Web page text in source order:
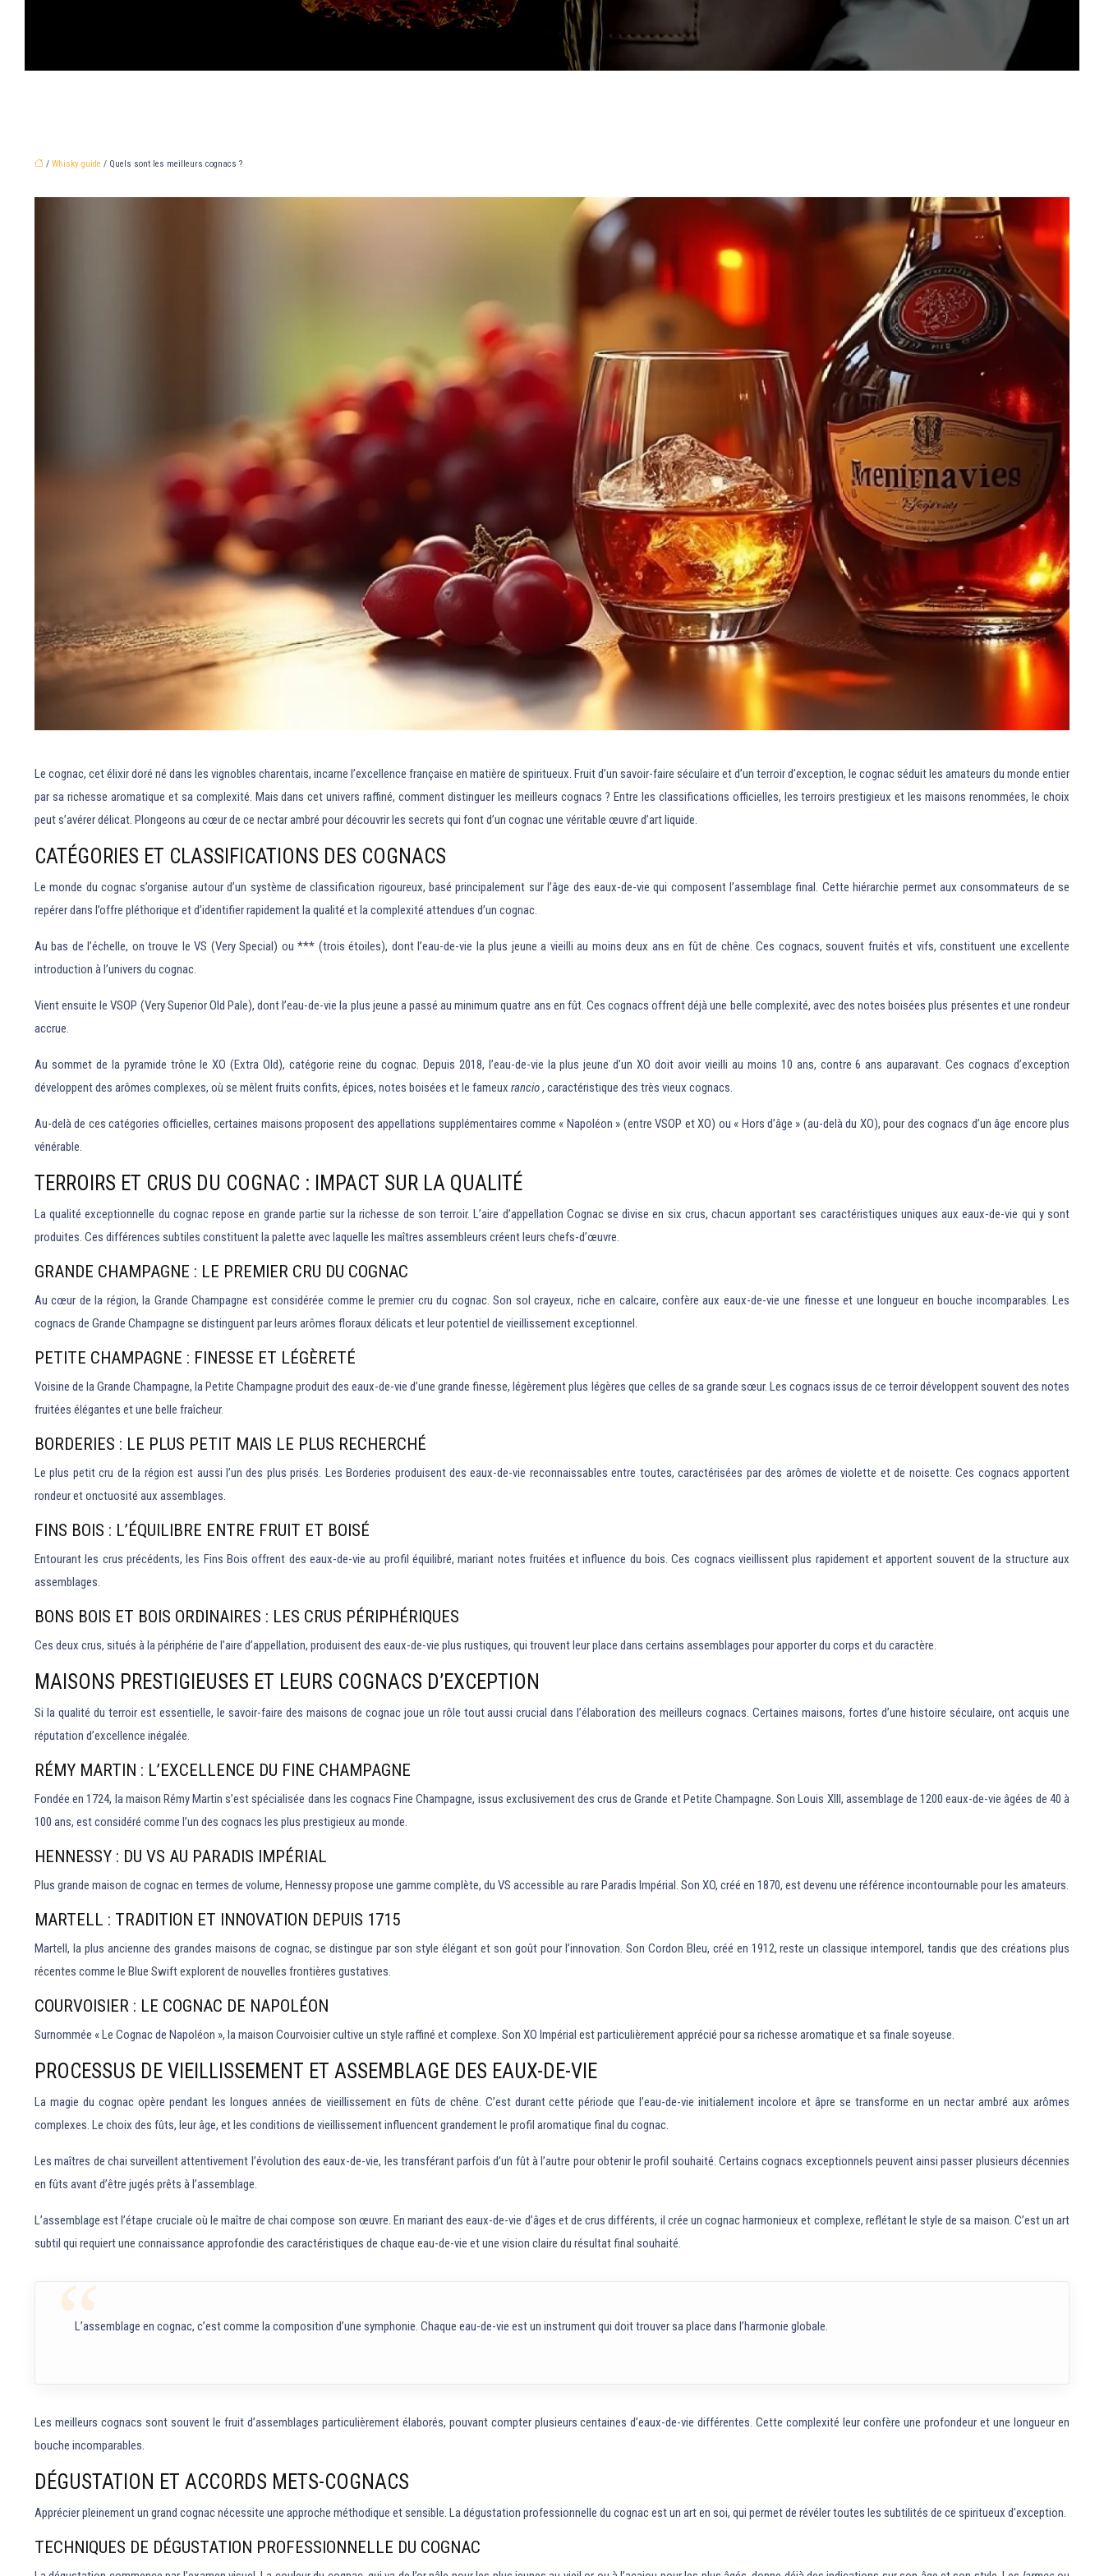
/ Whisky guide / Quels sont les meilleurs cognacs ?
Le cognac, cet élixir doré né dans les vignobles charentais, incarne l’excellence française en matière de spiritueux. Fruit d’un savoir-faire séculaire et d’un terroir d’exception, le cognac séduit les amateurs du monde entier
par sa richesse aromatique et sa complexité. Mais dans cet univers raffiné, comment distinguer les meilleurs cognacs ? Entre les classifications officielles, les terroirs prestigieux et les maisons renommées, le choix
peut s’avérer délicat. Plongeons au cœur de ce nectar ambré pour découvrir les secrets qui font d’un cognac une véritable œuvre d’art liquide.
CATÉGORIES ET CLASSIFICATIONS DES COGNACS
Le monde du cognac s’organise autour d’un système de classification rigoureux, basé principalement sur l’âge des eaux-de-vie qui composent l’assemblage final. Cette hiérarchie permet aux consommateurs de se
repérer dans l’offre pléthorique et d’identifier rapidement la qualité et la complexité attendues d’un cognac.
Au bas de l’échelle, on trouve le VS (Very Special) ou *** (trois étoiles), dont l’eau-de-vie la plus jeune a vieilli au moins deux ans en fût de chêne. Ces cognacs, souvent fruités et vifs, constituent une excellente
introduction à l’univers du cognac.
Vient ensuite le VSOP (Very Superior Old Pale), dont l’eau-de-vie la plus jeune a passé au minimum quatre ans en fût. Ces cognacs offrent déjà une belle complexité, avec des notes boisées plus présentes et une rondeur
accrue.
Au sommet de la pyramide trône le XO (Extra Old), catégorie reine du cognac. Depuis 2018, l’eau-de-vie la plus jeune d’un XO doit avoir vieilli au moins 10 ans, contre 6 ans auparavant. Ces cognacs d’exception
développent des arômes complexes, où se mêlent fruits confits, épices, notes boisées et le fameux rancio, caractéristique des très vieux cognacs.
Au-delà de ces catégories officielles, certaines maisons proposent des appellations supplémentaires comme « Napoléon » (entre VSOP et XO) ou « Hors d’âge » (au-delà du XO), pour des cognacs d’un âge encore plus
vénérable.
TERROIRS ET CRUS DU COGNAC : IMPACT SUR LA QUALITÉ
La qualité exceptionnelle du cognac repose en grande partie sur la richesse de son terroir. L’aire d’appellation Cognac se divise en six crus, chacun apportant ses caractéristiques uniques aux eaux-de-vie qui y sont
produites. Ces différences subtiles constituent la palette avec laquelle les maîtres assembleurs créent leurs chefs-d’œuvre.
GRANDE CHAMPAGNE : LE PREMIER CRU DU COGNAC
Au cœur de la région, la Grande Champagne est considérée comme le premier cru du cognac. Son sol crayeux, riche en calcaire, confère aux eaux-de-vie une finesse et une longueur en bouche incomparables. Les
cognacs de Grande Champagne se distinguent par leurs arômes floraux délicats et leur potentiel de vieillissement exceptionnel.
PETITE CHAMPAGNE : FINESSE ET LÉGÈRETÉ
Voisine de la Grande Champagne, la Petite Champagne produit des eaux-de-vie d’une grande finesse, légèrement plus légères que celles de sa grande sœur. Les cognacs issus de ce terroir développent souvent des notes
fruitées élégantes et une belle fraîcheur.
BORDERIES : LE PLUS PETIT MAIS LE PLUS RECHERCHÉ
Le plus petit cru de la région est aussi l’un des plus prisés. Les Borderies produisent des eaux-de-vie reconnaissables entre toutes, caractérisées par des arômes de violette et de noisette. Ces cognacs apportent
rondeur et onctuosité aux assemblages.
FINS BOIS : L’ÉQUILIBRE ENTRE FRUIT ET BOISÉ
Entourant les crus précédents, les Fins Bois offrent des eaux-de-vie au profil équilibré, mariant notes fruitées et influence du bois. Ces cognacs vieillissent plus rapidement et apportent souvent de la structure aux
assemblages.
BONS BOIS ET BOIS ORDINAIRES : LES CRUS PÉRIPHÉRIQUES
Ces deux crus, situés à la périphérie de l’aire d’appellation, produisent des eaux-de-vie plus rustiques, qui trouvent leur place dans certains assemblages pour apporter du corps et du caractère.
MAISONS PRESTIGIEUSES ET LEURS COGNACS D’EXCEPTION
Si la qualité du terroir est essentielle, le savoir-faire des maisons de cognac joue un rôle tout aussi crucial dans l’élaboration des meilleurs cognacs. Certaines maisons, fortes d’une histoire séculaire, ont acquis une
réputation d’excellence inégalée.
RÉMY MARTIN : L’EXCELLENCE DU FINE CHAMPAGNE
Fondée en 1724, la maison Rémy Martin s’est spécialisée dans les cognacs Fine Champagne, issus exclusivement des crus de Grande et Petite Champagne. Son Louis XIII, assemblage de 1200 eaux-de-vie âgées de 40 à
100 ans, est considéré comme l’un des cognacs les plus prestigieux au monde.
HENNESSY : DU VS AU PARADIS IMPÉRIAL
Plus grande maison de cognac en termes de volume, Hennessy propose une gamme complète, du VS accessible au rare Paradis Impérial. Son XO, créé en 1870, est devenu une référence incontournable pour les amateurs.
MARTELL : TRADITION ET INNOVATION DEPUIS 1715
Martell, la plus ancienne des grandes maisons de cognac, se distingue par son style élégant et son goût pour l’innovation. Son Cordon Bleu, créé en 1912, reste un classique intemporel, tandis que des créations plus
récentes comme le Blue Swift explorent de nouvelles frontières gustatives.
COURVOISIER : LE COGNAC DE NAPOLÉON
Surnommée « Le Cognac de Napoléon », la maison Courvoisier cultive un style raffiné et complexe. Son XO Impérial est particulièrement apprécié pour sa richesse aromatique et sa finale soyeuse.
PROCESSUS DE VIEILLISSEMENT ET ASSEMBLAGE DES EAUX-DE-VIE
La magie du cognac opère pendant les longues années de vieillissement en fûts de chêne. C’est durant cette période que l’eau-de-vie initialement incolore et âpre se transforme en un nectar ambré aux arômes
complexes. Le choix des fûts, leur âge, et les conditions de vieillissement influencent grandement le profil aromatique final du cognac.
Les maîtres de chai surveillent attentivement l’évolution des eaux-de-vie, les transférant parfois d’un fût à l’autre pour obtenir le profil souhaité. Certains cognacs exceptionnels peuvent ainsi passer plusieurs décennies
en fûts avant d’être jugés prêts à l’assemblage.
L’assemblage est l’étape cruciale où le maître de chai compose son œuvre. En mariant des eaux-de-vie d’âges et de crus différents, il crée un cognac harmonieux et complexe, reflétant le style de sa maison. C’est un art
subtil qui requiert une connaissance approfondie des caractéristiques de chaque eau-de-vie et une vision claire du résultat final souhaité.
L’assemblage en cognac, c’est comme la composition d’une symphonie. Chaque eau-de-vie est un instrument qui doit trouver sa place dans l’harmonie globale.
Les meilleurs cognacs sont souvent le fruit d’assemblages particulièrement élaborés, pouvant compter plusieurs centaines d’eaux-de-vie différentes. Cette complexité leur confère une profondeur et une longueur en
bouche incomparables.
DÉGUSTATION ET ACCORDS METS-COGNACS
Apprécier pleinement un grand cognac nécessite une approche méthodique et sensible. La dégustation professionnelle du cognac est un art en soi, qui permet de révéler toutes les subtilités de ce spiritueux d’exception.
TECHNIQUES DE DÉGUSTATION PROFESSIONNELLE DU COGNAC